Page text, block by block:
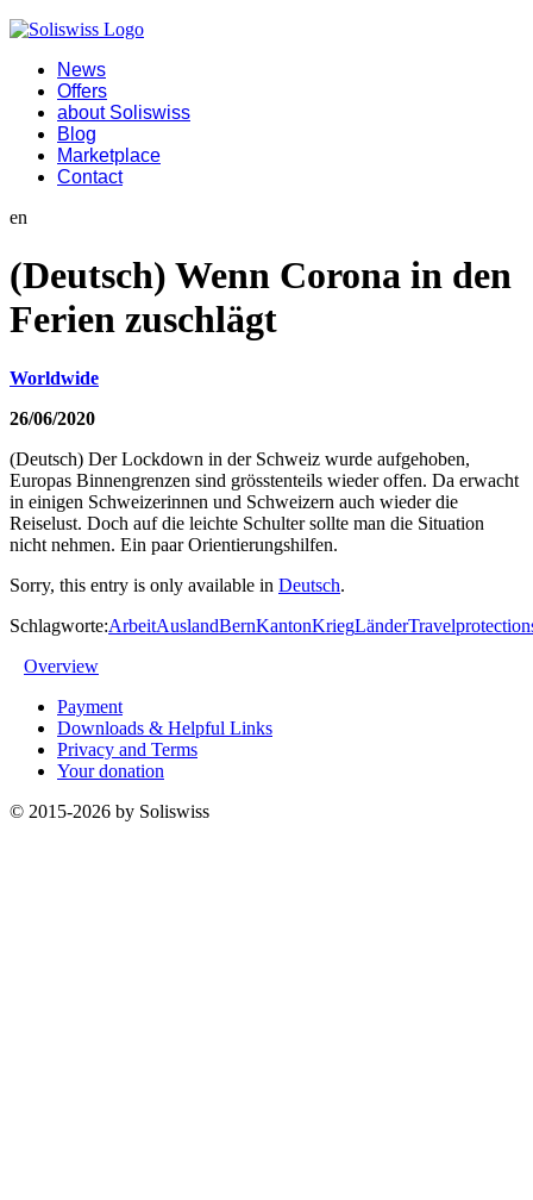
News
Offers
about Soliswiss
Blog
Marketplace
Contact
en
(Deutsch) Wenn Corona in den
Ferien zuschlägt
Worldwide
26/06/2020
(Deutsch) Der Lockdown in der Schweiz wurde aufgehoben,
Europas Binnengrenzen sind grösstenteils wieder offen. Da erwacht
in einigen Schweizerinnen und Schweizern auch wieder die
Reiselust. Doch auf die leichte Schulter sollte man die Situation
nicht nehmen. Ein paar Orientierungshilfen.
Sorry, this entry is only available in Deutsch.
Schlagworte:ArbeitAuslandBernKantonKriegLänderTravelprotection
Overview
Payment
Downloads & Helpful Links
Privacy and Terms
Your donation
© 2015-2026 by Soliswiss